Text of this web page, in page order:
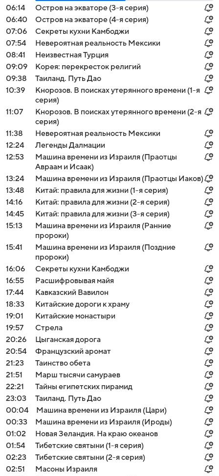
06:14
Остров на экваторе (3-я серия)
06:40
Остров на экваторе (4-я серия)
07:06
Секреты кухни Камбоджи
07:54
Невероятная реальность Мексики
08:41
Неизвестная Турция
09:09
Корея: перекресток религий
09:38
Таиланд. Путь Дао
10:39
Кнорозов. В поисках утерянного времени (1-я
серия)
11:07
Кнорозов. В поисках утерянного времени (2-я
серия)
11:38
Невероятная реальность Мексики
12:24
Легенды Далмации
12:53
Машина времени из Израиля (Праотцы
Авраам и Исаак)
13:24
Машина времени из Израиля (Праотцы Иаков)
13:48
Китай: правила для жизни (1-я серия)
14:16
Китай: правила для жизни (2-я серия)
14:45
Китай: правила для жизни (3-я серия)
15:13
Машина времени из Израиля (Ранние
пророки)
15:41
Машина времени из Израиля (Поздние
пророки)
16:06
Секреты кухни Камбоджи
16:55
Расшифровывая майя
17:44
Кавказский Вавилон
18:33
Китайские дороги к храму
19:01
Китайские монастыри
19:57
Стрела
20:26
Цыганская дорога
20:54
Французский аромат
21:23
Таинство обета
21:51
Марш тысячи самураев
22:21
Тайны египетских пирамид
23:03
Таиланд. Путь Дао
00:04
Машина времени из Израиля (Цари)
00:33
Машина времени из Израиля (Ироды)
01:02
Новая Зеландия. На краю океанов
01:54
Тибетские святыни (1-я серия)
02:23
Тибетские святыни (2-я серия)
02:51
Масоны Израиля